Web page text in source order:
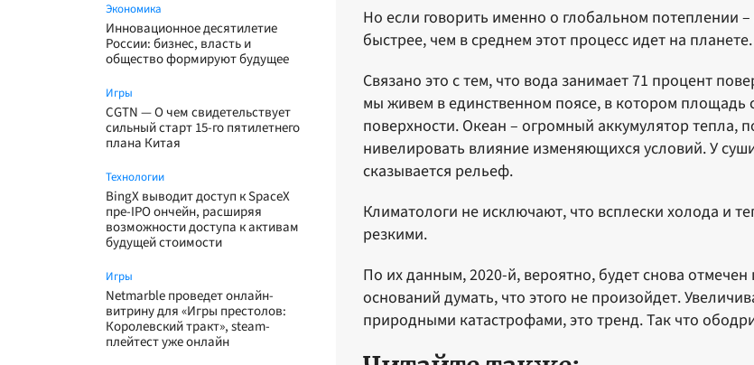
Экономика
Инновационное десятилетие
России: бизнес, власть и
общество формируют будущее
Игры
CGTN — О чем свидетельствует
сильный старт 15-го пятилетнего
плана Китая
Технологии
BingX выводит доступ к SpaceX
пре-IPO ончейн, расширяя
возможности доступа к активам
будущей стоимости
Игры
Netmarble проведет онлайн-
витрину для «Игры престолов:
Королевский тракт», steam-
плейтест уже онлайн
Но если говорить именно о глобальном потеплении
быстрее, чем в среднем этот процесс идет на
Связано это с тем, что вода занимает 71 процент
мы живем в единственном поясе, в котором
поверхности. Океан – огромный аккумулятор тепла,
нивелировать влияние изменяющихся условий. У
сказывается рельеф.
Климатологи не исключают, что всплески холода и
резкими.
По их данным, 2020-й, вероятно, будет снова
оснований думать, что этого не произойдет.
природными катастрофами, это тренд. Так что